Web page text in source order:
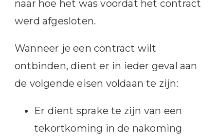
naar hoe het was voordat het contract
werd afgesloten.
Wanneer je een contract wilt
ontbinden, dient er in ieder geval aan
de volgende eisen voldaan te zijn:
Er dient sprake te zijn van een
tekortkoming in de nakoming